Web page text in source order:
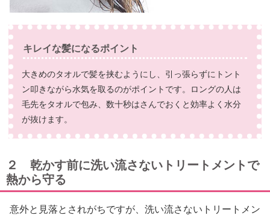
キレイな髪になるポイント
大きめのタオルで髪を挟むようにし、引っ張らずにトント
ン叩きながら水気を取るのがポイントです。ロングの人は
毛先をタオルで包み、数十秒はさんでおくと効率よく水分
が抜けます。
２ 乾かす前に洗い流さないトリートメントで
熱から守る
意外と見落とされがちですが、洗い流さないトリートメン